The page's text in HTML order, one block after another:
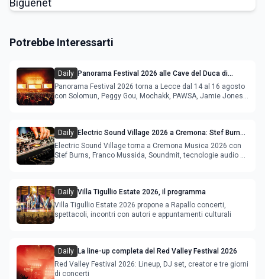
Potrebbe Interessarti
Daily Panorama Festival 2026 alle Cave del Duca di
Lecce: lineup e programma
Panorama Festival 2026 torna a Lecce dal 14 al 16 agosto
con Solomun, Peggy Gou, Mochakk, PAWSA, Jamie Jones
Daily Electric Sound Village 2026 a Cremona: Stef Burns,
Soundmit e Young Band Contest, il programma
Electric Sound Village torna a Cremona Musica 2026 con
Stef Burns, Franco Mussida, Soundmit, tecnologie audio e
Daily Villa Tigullio Estate 2026, il programma
Villa Tigullio Estate 2026 propone a Rapallo concerti,
spettacoli, incontri con autori e appuntamenti culturali
Daily La line-up completa del Red Valley Festival 2026
Red Valley Festival 2026: Lineup, DJ set, creator e tre giorni
di concerti